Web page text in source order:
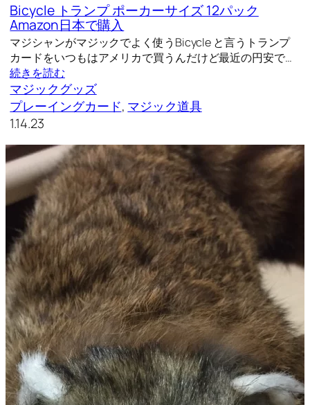
Bicycle トランプ ポーカーサイズ 12パック
Amazon日本で購入
マジシャンがマジックでよく使うBicycle と言うトランプ
カードをいつもはアメリカで買うんだけど最近の円安で…
続きを読む
マジックグッズ
プレーイングカード, マジック道具
1.14.23